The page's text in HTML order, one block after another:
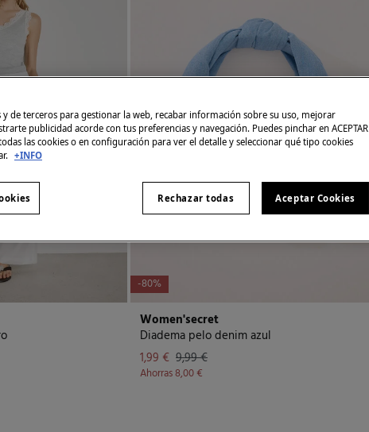
-80%
Women'secret
Diadema pelo denim azul
1,99 € 9,99 €
Ahorras8,00 €
y de terceros para gestionar la web, recabar información sobre su uso, mejorar
publicidad acorde con tus preferencias y navegación. Puedes pinchar en ACEPTAR
las cookies o en configuración para ver el detalle y seleccionar qué tipo cookies
+INFO
Rechazar todas Aceptar Cookies